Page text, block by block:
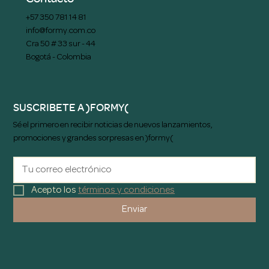
+57 350 781 14 81
info@formy.com.co
Cra 50 # 33 sur - 44
Bogotá - Colombia
SUSCRIBETE A )FORMY(
Sé el primero en recibir noticias de nuevos lanzamientos,
promociones y grandes sorpresas en )formy(
Acepto los términos y condiciones
Enviar